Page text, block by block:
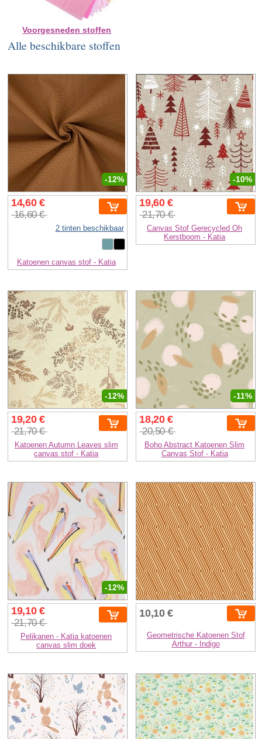
Voorgesneden stoffen
Alle beschikbare stoffen
-12%
14,60 €
16,60 €
2 tinten beschikbaar
Katoenen canvas stof - Katia
-10%
19,60 €
21,70 €
Canvas Stof Gerecycled Oh
Kerstboom - Katia
-12%
19,20 €
21,70 €
Katoenen Autumn Leaves slim
canvas stof - Katia
-11%
18,20 €
20,50 €
Boho Abstract Katoenen Slim
Canvas Stof - Katia
-12%
19,10 €
21,70 €
Pelikanen - Katia katoenen
canvas slim doek
10,10 €
Geometrische Katoenen Stof
Arthur - Indigo